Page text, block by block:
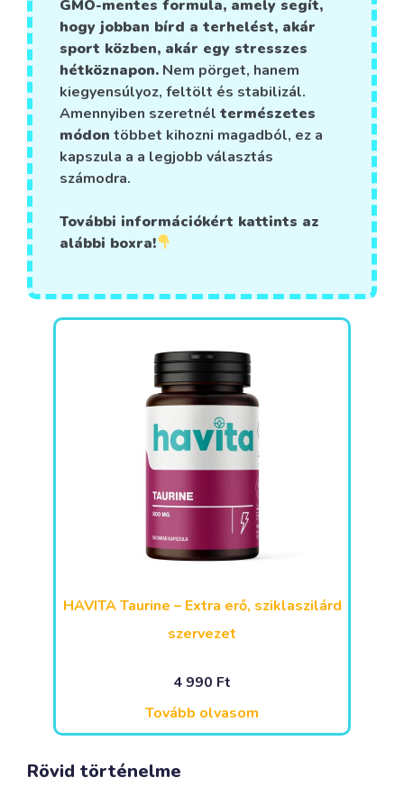
GMO-mentes formula, amely segít,
hogy jobban bírd a terhelést, akár
sport közben, akár egy stresszes
hétköznapon. Nem pörget, hanem
kiegyensúlyoz, feltölt és stabilizál.
Amennyiben szeretnél természetes
módon többet kihozni magadból, ez a
kapszula a a legjobb választás
számodra.
További információkért kattints az
alábbi boxra!
HAVITA Taurine – Extra erő, sziklaszilárd
szervezet
4 990 Ft
Tovább olvasom
Rövid történelme